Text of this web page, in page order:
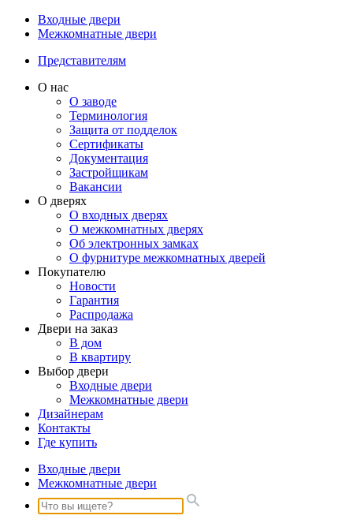
Входные двери
Межкомнатные двери
Представителям
О нас
О заводе
Терминология
Защита от подделок
Сертификаты
Документация
Застройщикам
Вакансии
О дверях
О входных дверях
О межкомнатных дверях
Об электронных замках
О фурнитуре межкомнатных дверей
Покупателю
Новости
Гарантия
Распродажа
Двери на заказ
В дом
В квартиру
Выбор двери
Входные двери
Межкомнатные двери
Дизайнерам
Контакты
Где купить
Входные двери
Межкомнатные двери